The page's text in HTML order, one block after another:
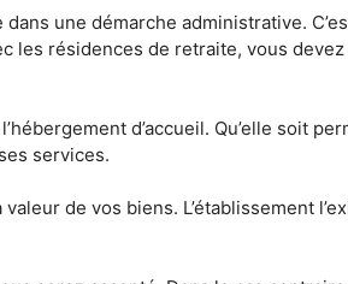
une démarche administrative.
les résidences de retraite, vous
d’accueil. Qu’elle soit
services.
de vos biens. L’établissement